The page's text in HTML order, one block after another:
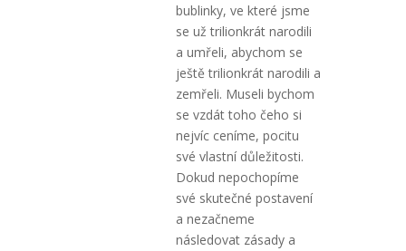
bublinky, ve které jsme
se už trilionkrát narodili
a umřeli, abychom se
ještě trilionkrát narodili a
zemřeli. Museli bychom
se vzdát toho čeho si
nejvíc ceníme, pocitu
své vlastní důležitosti.
Dokud nepochopíme
své skutečné postavení
a nezačneme
následovat zásady a